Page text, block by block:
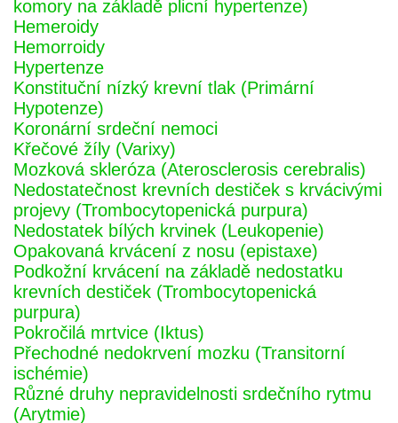
komory na základě plicní hypertenze)
Hemeroidy
Hemorroidy
Hypertenze
Konstituční nízký krevní tlak (Primární
Hypotenze)
Koronární srdeční nemoci
Křečové žíly (Varixy)
Mozková skleróza (Aterosclerosis cerebralis)
Nedostatečnost krevních destiček s krvácivými
projevy (Trombocytopenická purpura)
Nedostatek bílých krvinek (Leukopenie)
Opakovaná krvácení z nosu (epistaxe)
Podkožní krvácení na základě nedostatku
krevních destiček (Trombocytopenická
purpura)
Pokročilá mrtvice (Iktus)
Přechodné nedokrvení mozku (Transitorní
ischémie)
Různé druhy nepravidelnosti srdečního rytmu
(Arytmie)